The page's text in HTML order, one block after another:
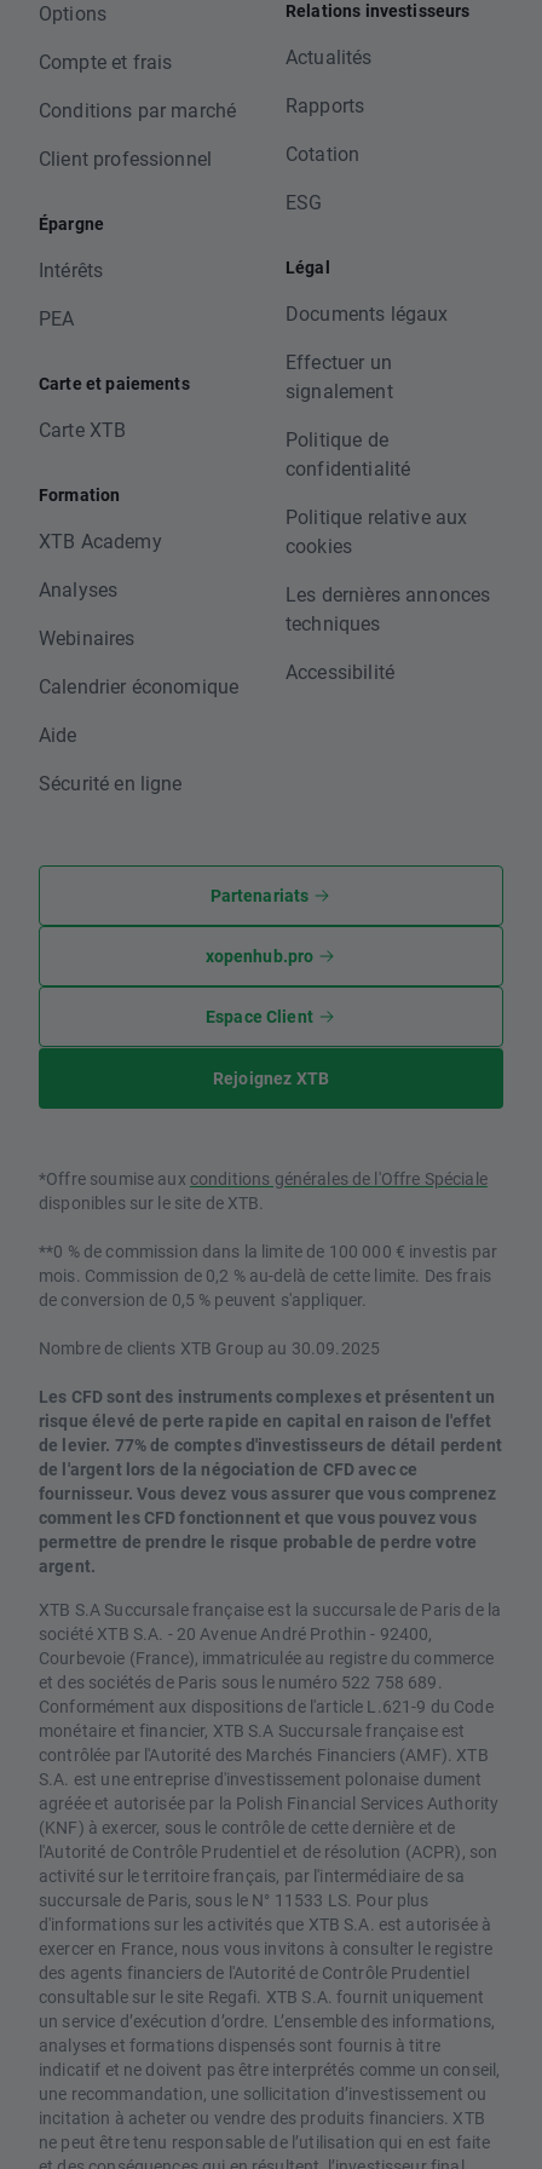
Options
Compte et frais
Conditions par marché
Client professionnel
Épargne
Intérêts
PEA
Carte et paiements
Carte XTB
Formation
XTB Academy
Analyses
Webinaires
Calendrier économique
Aide
Sécurité en ligne
Relations investisseurs
Actualités
Rapports
Cotation
ESG
Légal
Documents légaux
Effectuer un
signalement
Politique de
confidentialité
Politique relative aux
cookies
Les dernières annonces
techniques
Accessibilité
Partenariats
xopenhub.pro
Espace Client
Rejoignez XTB
*Offre soumise aux conditions générales de l'Offre Spéciale
disponibles sur le site de XTB.
**0 % de commission dans la limite de 100 000 € investis par
mois. Commission de 0,2 % au-delà de cette limite. Des frais
de conversion de 0,5 % peuvent s'appliquer.
Nombre de clients XTB Group au 30.09.2025
Les CFD sont des instruments complexes et présentent un
risque élevé de perte rapide en capital en raison de l'effet
de levier. 77% de comptes d'investisseurs de détail perdent
de l'argent lors de la négociation de CFD avec ce
fournisseur. Vous devez vous assurer que vous comprenez
comment les CFD fonctionnent et que vous pouvez vous
permettre de prendre le risque probable de perdre votre
argent.
XTB S.A Succursale française est la succursale de Paris de la
société XTB S.A. - 20 Avenue André Prothin - 92400,
Courbevoie (France), immatriculée au registre du commerce
et des sociétés de Paris sous le numéro 522 758 689.
Conformément aux dispositions de l'article L.621-9 du Code
monétaire et financier, XTB S.A Succursale française est
contrôlée par l'Autorité des Marchés Financiers (AMF). XTB
S.A. est une entreprise d'investissement polonaise dument
agréée et autorisée par la Polish Financial Services Authority
(KNF) à exercer, sous le contrôle de cette dernière et de
l'Autorité de Contrôle Prudentiel et de résolution (ACPR), son
activité sur le territoire français, par l'intermédiaire de sa
succursale de Paris, sous le N° 11533 LS. Pour plus
d'informations sur les activités que XTB S.A. est autorisée à
exercer en France, nous vous invitons à consulter le registre
des agents financiers de l'Autorité de Contrôle Prudentiel
consultable sur le site Regafi. XTB S.A. fournit uniquement
un service d’exécution d’ordre. L’ensemble des informations,
analyses et formations dispensés sont fournis à titre
indicatif et ne doivent pas être interprétés comme un conseil,
une recommandation, une sollicitation d’investissement ou
incitation à acheter ou vendre des produits financiers. XTB
ne peut être tenu responsable de l’utilisation qui en est faite